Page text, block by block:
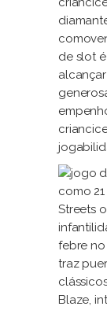
de slot
Streets
febre no
traz
Blaze,